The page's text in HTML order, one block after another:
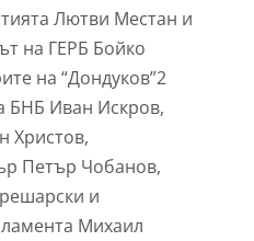
Лютви Местан и
на ГЕРБ Бойко
на “Дондуков”2
БНБ Иван Искров,
Христов,
Петър Чобанов,
и
Михаил